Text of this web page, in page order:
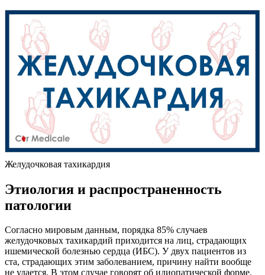
Желудочковая тахикардия
Этиология и распространенность
патологии
Согласно мировым данным, порядка 85% случаев
желудочковых тахикардий приходится на лиц, страдающих
ишемической болезнью сердца (ИБС). У двух пациентов из
ста, страдающих этим заболеванием, причину найти вообще
не удается. В этом случае говорят об идиопатической форме.